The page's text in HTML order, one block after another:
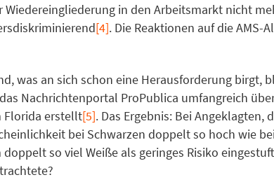
in den Arbeitsmarkt nicht
[4]. Die Reaktionen auf die AMS-
was an sich schon eine Herausforderung birgt,
Nachrichtenportal ProPublica umfangreich
Florida erstellt[5]. Das Ergebnis: Bei Angeklagten,
bei Schwarzen doppelt so hoch wie
so viel Weiße als geringes Risiko